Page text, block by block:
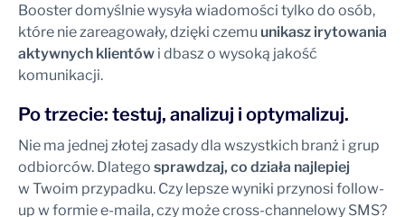
Booster domyślnie wysyła wiadomości tylko do osób,
które nie zareagowały, dzięki czemu unikasz irytowania
aktywnych klientów i dbasz o wysoką jakość
komunikacji.
Po trzecie: testuj, analizuj i optymalizuj.
Nie ma jednej złotej zasady dla wszystkich branż i grup
odbiorców. Dlatego sprawdzaj, co działa najlepiej
w Twoim przypadku. Czy lepsze wyniki przynosi follow-
up w formie e-maila, czy może cross-channelowy SMS?